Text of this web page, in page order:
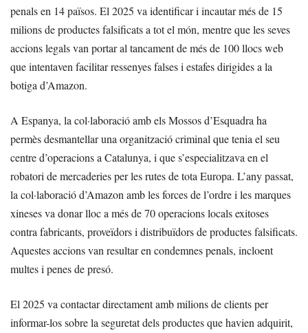
penals en 14 països. El 2025 va identificar i incautar més de 15
milions de productes falsificats a tot el món, mentre que les seves
accions legals van portar al tancament de més de 100 llocs web
que intentaven facilitar ressenyes falses i estafes dirigides a la
botiga d’Amazon.
A Espanya, la col·laboració amb els Mossos d’Esquadra ha
permès desmantellar una organització criminal que tenia el seu
centre d’operacions a Catalunya, i que s’especialitzava en el
robatori de mercaderies per les rutes de tota Europa. L’any passat,
la col·laboració d’Amazon amb les forces de l’ordre i les marques
xineses va donar lloc a més de 70 operacions locals exitoses
contra fabricants, proveïdors i distribuïdors de productes falsificats.
Aquestes accions van resultar en condemnes penals, incloent
multes i penes de presó.
El 2025 va contactar directament amb milions de clients per
informar-los sobre la seguretat dels productes que havien adquirit,